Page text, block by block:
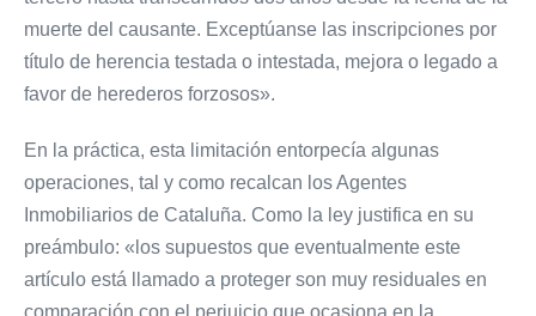
muerte del causante. Exceptúanse las inscripciones por
título de herencia testada o intestada, mejora o legado a
favor de herederos forzosos».
En la práctica, esta limitación entorpecía algunas
operaciones, tal y como recalcan los Agentes
Inmobiliarios de Cataluña. Como la ley justifica en su
preámbulo: «los supuestos que eventualmente este
artículo está llamado a proteger son muy residuales en